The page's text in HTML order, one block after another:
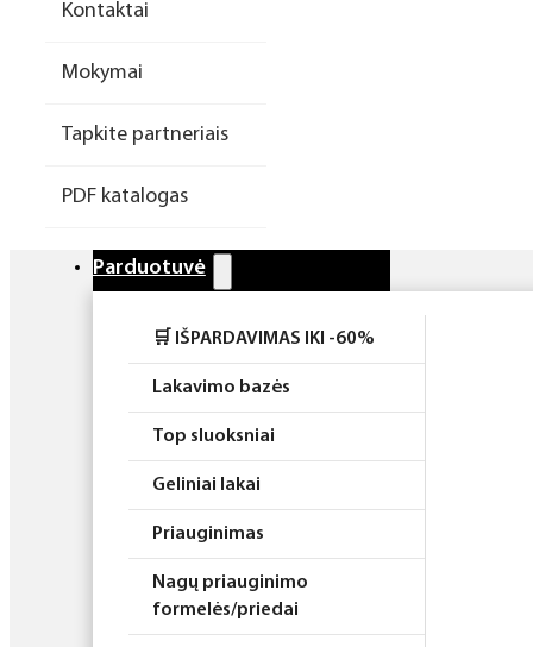
Rinkiniai
Kontaktai
Mokymai
Tapkite partneriais
PDF katalogas
Parduotuvė
🛒 IŠPARDAVIMAS IKI -60%
Lakavimo bazės
Top sluoksniai
Geliniai lakai
Priauginimas
Nagų priauginimo
formelės/priedai